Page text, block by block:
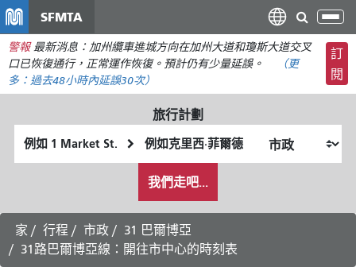
主
要
容
SFMTA
切
換
導
航
警報 最新消息：加州纜車進城方向在加州大道和瓊斯大道交叉
口已恢復通行，正常運作恢復。預計仍有少量延誤。
（更
多： 過去48小時內延誤30次）
訂
閱
旅行計劃
起
始
終
點
我
希
望
的
旅
我們走吧...
家 行程 市政
31 巴爾博亞
31路巴爾博亞線：開往市中心的時刻表